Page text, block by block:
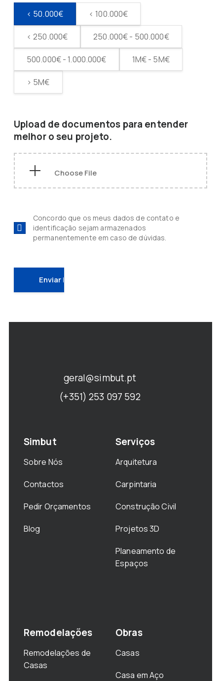
< 50.000€ < 100.000€
< 250.000€ 250.000€ - 500.000€
500.000€ - 1.000.000€ 1M€ - 5M€
> 5M€
Upload de documentos para entender
melhor o seu projeto.
Concordo que os meus dados de contato e
identificação sejam armazenados
permanentemente em caso de dúvidas.
geral@simbut.pt
(+351) 253 097 592
Simbut
Sobre Nós
Contactos
Pedir Orçamentos
Blog
Serviços
Arquitetura
Carpintaria
Construção Civil
Projetos 3D
Planeamento de
Espaços
Remodelações
Remodelações de
Casas
Obras
Casas
Casa em Aço